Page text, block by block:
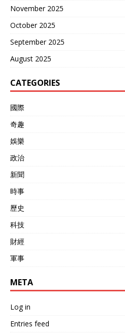
November 2025
October 2025
September 2025
August 2025
CATEGORIES
國際
奇趣
娛樂
政治
新聞
時事
歷史
科技
財經
軍事
META
Log in
Entries feed